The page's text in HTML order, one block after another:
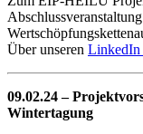
Über unseren LinkedIn
09.02.24 –
Wintertagung